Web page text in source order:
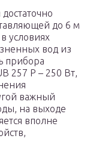
до 6 м
условиях
вод из
прибора
257 P – 250 Вт,
важный
на выходе
вполне